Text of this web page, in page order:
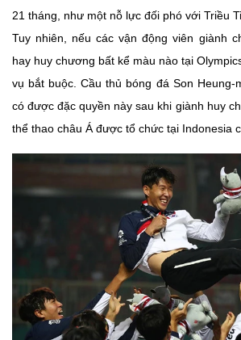
21 tháng, như một nỗ lực đối phó với Triều
Tuy nhiên, nếu các vận động viên giành
hay huy chương bất kể màu nào tại
vụ bắt buộc. Cầu thủ bóng đá Son Heung-
có được đặc quyền này sau khi giành huy
thể thao châu Á được tổ chức tại Indonesia